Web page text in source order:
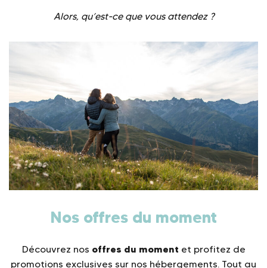
Alors, qu’est-ce que vous attendez ?
Nos offres du moment
Découvrez nos offres du moment et profitez de
promotions exclusives sur nos hébergements. Tout au